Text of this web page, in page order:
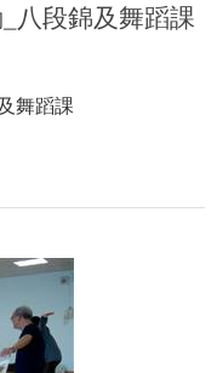
八段錦及舞蹈課
舞蹈課